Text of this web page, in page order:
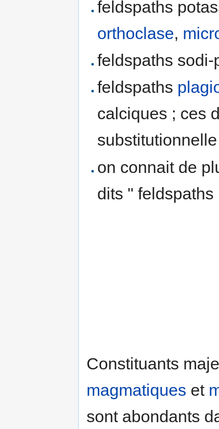
feldspaths
orthoclase,
feldspaths
feldspaths
calciques ; ces
on connait de
dits " feldspaths
Constituants
magmatiques et
sont abondants